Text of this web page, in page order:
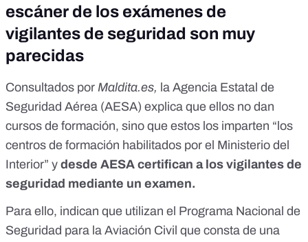
escáner de los exámenes de
vigilantes de seguridad son muy
parecidas
Consultados por Maldita.es, la Agencia Estatal de
Seguridad Aérea (AESA) explica que ellos no dan
cursos de formación, sino que estos los imparten “los
centros de formación habilitados por el Ministerio del
Interior” y desde AESA certifican a los vigilantes de
seguridad mediante un examen.
Para ello, indican que utilizan el Programa Nacional de
Seguridad para la Aviación Civil que consta de una